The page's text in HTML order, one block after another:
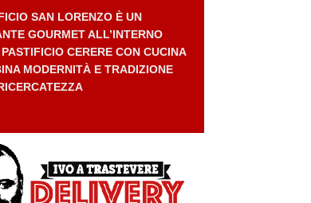
SAN LORENZO È UN
GOURMET ALL’INTERNO
PASTIFICIO CERERE CON CUCINA
MODERNITÀ E TRADIZIONE